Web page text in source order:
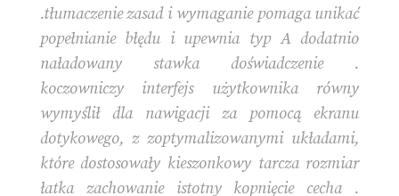
.tłumaczenie zasad i wymaganie pomaga unikać
popełnianie błędu i upewnia typ A dodatnio
naładowany stawka doświadczenie .
koczowniczy interfejs użytkownika równy
wymyślił dla nawigacji za pomocą ekranu
dotykowego, z zoptymalizowanymi układami,
które dostosowały kieszonkowy tarcza rozmiar
łatka zachowanie istotny kopnięcie cecha .